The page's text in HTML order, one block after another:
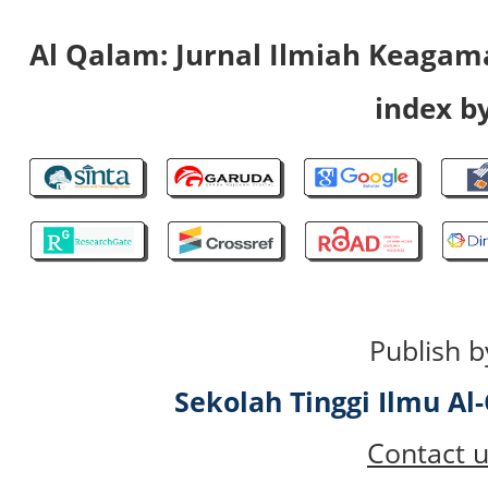
Al Qalam: Jurnal Ilmiah
index
Publish
Sekolah Tinggi Ilmu
Contact